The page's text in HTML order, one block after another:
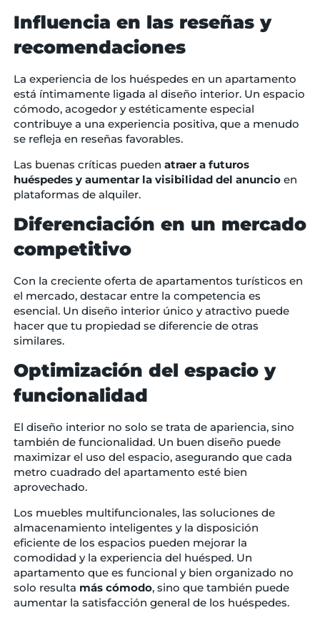
Influencia en las reseñas y
recomendaciones
La experiencia de los huéspedes en un apartamento
está íntimamente ligada al diseño interior. Un espacio
cómodo, acogedor y estéticamente especial
contribuye a una experiencia positiva, que a menudo
se refleja en reseñas favorables.
Las buenas críticas pueden atraer a futuros
huéspedes y aumentar la visibilidad del anuncioen
plataformas de alquiler.
Diferenciación en un mercado
competitivo
Con la creciente oferta de apartamentos turísticos en
el mercado, destacar entre la competencia es
esencial. Un diseño interior único y atractivo puede
hacer que tu propiedad se diferencie de otras
similares.
Optimización del espacio y
funcionalidad
El diseño interior no solo se trata de apariencia, sino
también de funcionalidad. Un buen diseño puede
maximizar el uso del espacio, asegurando que cada
metro cuadrado del apartamento esté bien
aprovechado.
Los muebles multifuncionales, las soluciones de
almacenamiento inteligentes y la disposición
eficiente de los espacios pueden mejorar la
comodidad y la experiencia del huésped. Un
apartamento que es funcional y bien organizado no
solo resulta más cómodo, sino que también puede
aumentar la satisfacción general de los huéspedes.